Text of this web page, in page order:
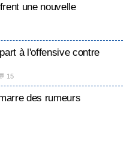
une nouvelle
à l'offensive contre
15
des rumeurs